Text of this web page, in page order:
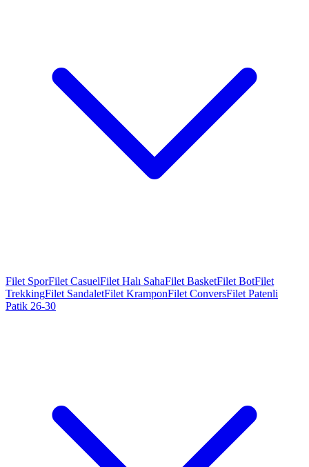
Filet SporFilet CasuelFilet Halı SahaFilet BasketFilet BotFilet
TrekkingFilet SandaletFilet KramponFilet ConversFilet Patenli
Patik 26-30